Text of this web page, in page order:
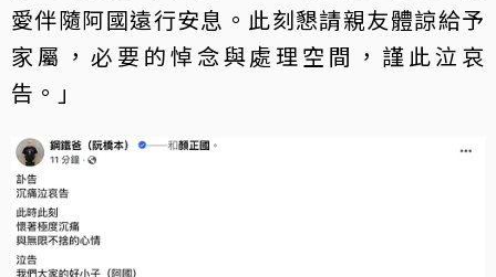
愛伴隨阿國遠行安息。此刻懇請親友體諒給予
家屬，必要的悼念與處理空間，謹此泣哀
告。」